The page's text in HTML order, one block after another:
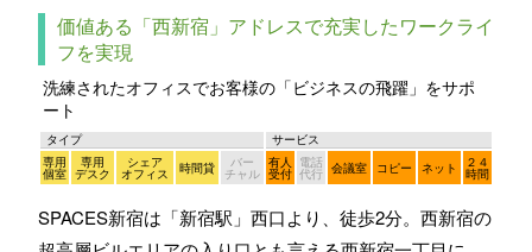
価値ある「西新宿」アドレスで充実したワークライ
フを実現
洗練されたオフィスでお客様の「ビジネスの飛躍」をサポ
ート
タイプ
サービス
専用
個室
専用
デスク
シェア
オフィス 時間貸 バー
チャル
有人
受付
電話
代行 会議室 コピー ネット ２４
時間
SPACES新宿は「新宿駅」西口より、徒歩2分。西新宿の